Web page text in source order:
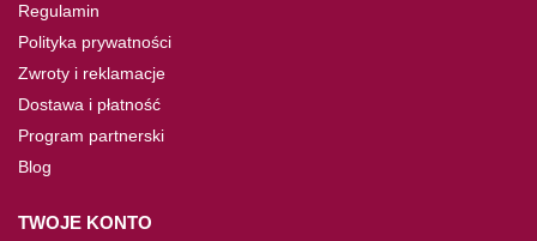
Regulamin
Polityka prywatności
Zwroty i reklamacje
Dostawa i płatność
Program partnerski
Blog
TWOJE KONTO